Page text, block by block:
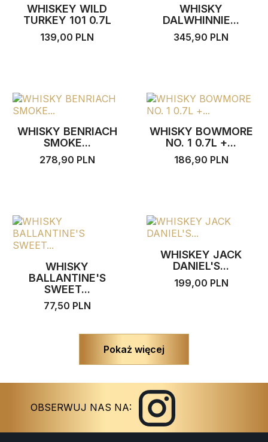
WHISKEY WILD
TURKEY 101 0.7L
139,00 PLN
WHISKY
DALWHINNIE...
345,90 PLN
WHISKY BENRIACH
SMOKE...
278,90 PLN
WHISKY BOWMORE
NO. 1 0.7L +...
186,90 PLN
WHISKY
BALLANTINE'S
SWEET...
77,50 PLN
WHISKEY JACK
DANIEL'S...
199,00 PLN
Pokaż więcej
OBSERWUJ NAS NA:
Instagram